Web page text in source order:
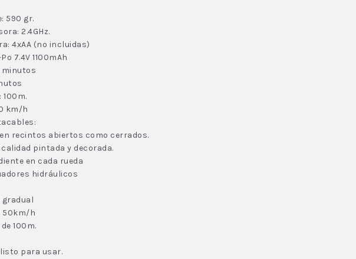
590 gr.
2.4GHz.
4xAA (no incluidas)
7.4V 1100mAh
minutos
km/h
recintos abiertos como cerrados.
pintada y decorada.
en cada rueda
hidráulicos
gradual
50km/h
100m.
listo para usar.